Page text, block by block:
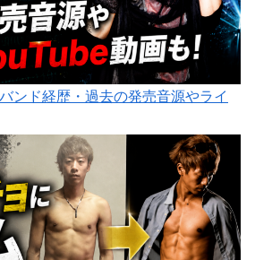
ンド経歴・過去の発売音源やライ